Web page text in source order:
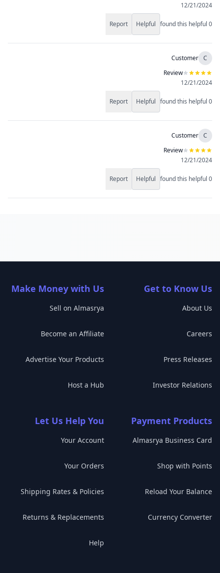
12/21/2024
0
found this helpful
Helpful
Report
C
Customer
Review
12/21/2024
0
found this helpful
Helpful
Report
C
Customer
Review
12/21/2024
0
found this helpful
Helpful
Report
Get to Know Us
About Us
Careers
Press Releases
Investor Relations
Make Money with Us
Sell on Almasrya
Become an Affiliate
Advertise Your Products
Host a Hub
Payment Products
Almasrya Business Card
Shop with Points
Reload Your Balance
Currency Converter
Let Us Help You
Your Account
Your Orders
Shipping Rates & Policies
Returns & Replacements
Help